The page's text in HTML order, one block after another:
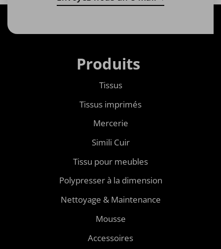
Produits
Tissus
Tissus imprimés
Mercerie
Simili Cuir
Tissu pour meubles
Polypresser à la dimension
Nettoyage & Maintenance
Mousse
Accessoires